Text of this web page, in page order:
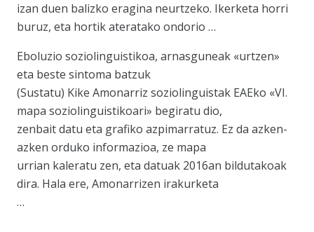
izan duen balizko eragina neurtzeko. Ikerketa horri
buruz, eta hortik ateratako ondorio …
Eboluzio soziolinguistikoa, arnasguneak «urtzen»
eta beste sintoma batzuk
(Sustatu) Kike Amonarriz soziolinguistak EAEko «VI.
mapa soziolinguistikoari» begiratu dio,
zenbait datu eta grafiko azpimarratuz. Ez da azken-
azken orduko informazioa, ze mapa
urrian kaleratu zen, eta datuak 2016an bildutakoak
dira. Hala ere, Amonarrizen irakurketa
…